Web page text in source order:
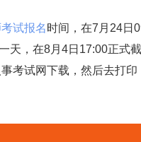
试报名时间，在7月24日
天，在8月4日17:00正式
考试网下载，然后去打印